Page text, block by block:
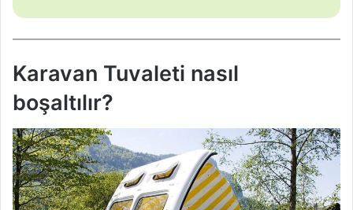
Karavan Tuvaleti nasıl
boşaltılır?